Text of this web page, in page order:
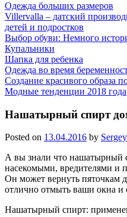
Одежда больших размеров
Villervalla – датский
детей и подростков
Выбор обуви: Немного
Купальники
Шапка для ребенка
Одежда во время
Создание красивого образа
Модные тенденции 2018 года
Нашатырный спирт
Posted on 13.04.2016 by Sergey
А вы знали что нашатырный
насекомыми, вредителями и
Он может вернуть пяточкам
отлично отмыть ваши окна и
Нашатырный спирт: